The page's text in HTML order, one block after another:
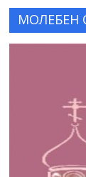
МОЛЕБЕН